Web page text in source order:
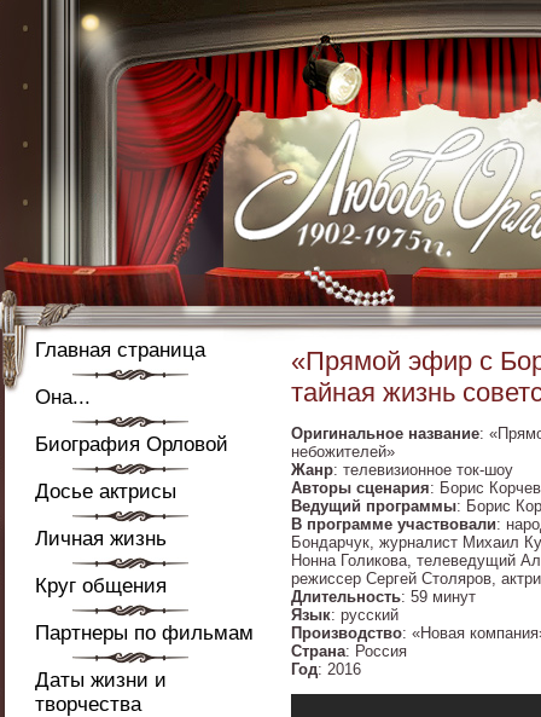
Главная страница
Она...
Биография Орловой
Досье актрисы
Личная жизнь
Круг общения
Партнеры по фильмам
Даты жизни и
творчества
«Прямой эфир с
тайная жизнь
Оригинальное название:
небожителей»
Жанр: телевизионное ток-шоу
Авторы сценария: Борис
Ведущий программы: Борис
В программе участвовали:
Бондарчук, журналист Михаил
Нонна Голикова, телеведущий
режиссер Сергей Столяров,
Длительность: 59 минут
Язык: русский
Производство: «Новая
Страна: Россия
Год: 2016